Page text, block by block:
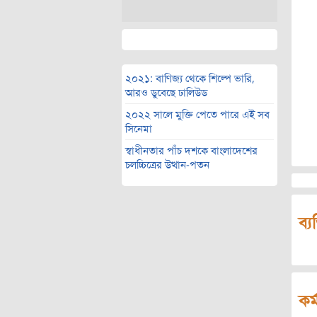
২০২১: বাণিজ্য থেকে শিল্পে ভারি,
আরও ডুবেছে ঢালিউড
২০২২ সালে মুক্তি পেতে পারে এই সব
সিনেমা
স্বাধীনতার পাঁচ দশকে বাংলাদেশের
চলচ্চিত্রের উত্থান-পতন